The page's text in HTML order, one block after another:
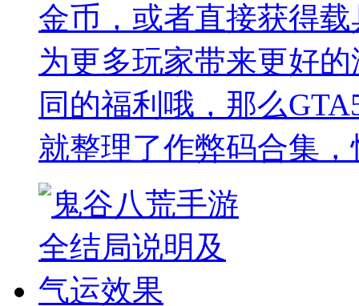
金币，或者直接获得
为更多玩家带来更好
同的福利哦，那么
就整理了作弊码合集